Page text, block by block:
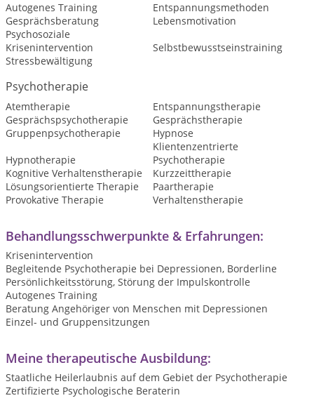
Autogenes Training
Entspannungsmethoden
Gesprächsberatung
Lebensmotivation
Psychosoziale
Krisenintervention
Selbstbewusstseinstraining
Stressbewältigung
Psychotherapie
Atemtherapie
Entspannungstherapie
Gesprächspsychotherapie
Gesprächstherapie
Gruppenpsychotherapie
Hypnose
Hypnotherapie
Klientenzentrierte
Psychotherapie
Kognitive Verhaltenstherapie
Kurzzeittherapie
Lösungsorientierte Therapie
Paartherapie
Provokative Therapie
Verhaltenstherapie
Behandlungsschwerpunkte & Erfahrungen:
Krisenintervention
Begleitende Psychotherapie bei Depressionen, Borderline
Persönlichkeitsstörung, Störung der Impulskontrolle
Autogenes Training
Beratung Angehöriger von Menschen mit Depressionen
Einzel- und Gruppensitzungen
Meine therapeutische Ausbildung:
Staatliche Heilerlaubnis auf dem Gebiet der Psychotherapie
Zertifizierte Psychologische Beraterin